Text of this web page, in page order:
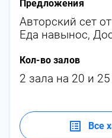
Предложения
Авторский сет
Еда навынос,
Кол-во залов
2 зала на 20 и
Все